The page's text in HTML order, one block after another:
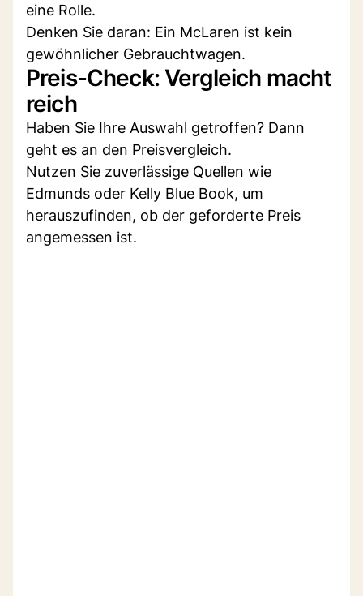
eine Rolle.
Denken Sie daran: Ein McLaren ist kein
gewöhnlicher Gebrauchtwagen.
Preis-Check: Vergleich macht
reich
Haben Sie Ihre Auswahl getroffen? Dann
geht es an den Preisvergleich.
Nutzen Sie zuverlässige Quellen wie
Edmunds oder Kelly Blue Book, um
herauszufinden, ob der geforderte Preis
angemessen ist.